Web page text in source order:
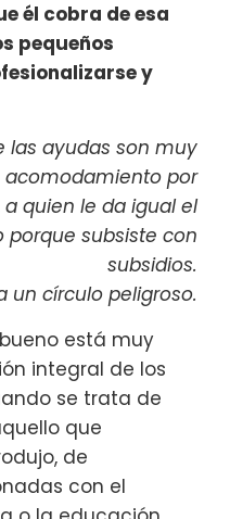
él cobra de esa
pequeños
y
las ayudas son muy
acomodamiento por
quien le da igual el
subsiste con
subsidios.
un círculo peligroso.
está muy
integral de los
se trata de
que
de
con el